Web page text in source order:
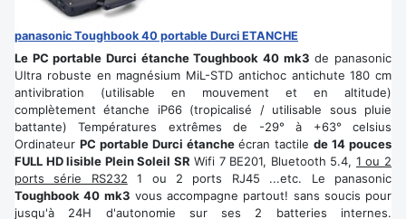
panasonic Toughbook 40 portable Durci ETANCHE
Le PC portable Durci étanche Toughbook 40 mk3 de panasonic
Ultra robuste en magnésium MiL-STD antichoc antichute 180 cm
antivibration (utilisable en mouvement et en altitude)
complètement étanche iP66 (tropicalisé / utilisable sous pluie
battante) Températures extrêmes de -29° à +63° celsius
Ordinateur PC portable Durci étancheécran tactilede 14 pouces
FULL HD lisible Plein Soleil SR Wifi 7 BE201, Bluetooth 5.4, 1 ou 2
ports série RS232 1 ou 2 ports RJ45 ...etc. Le panasonic
Toughbook 40 mk3 vous accompagne partout! sans soucis pour
jusqu'à 24H d'autonomie sur ses 2 batteries internes.